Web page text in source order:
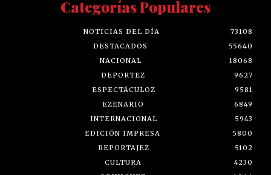
Categorías Populares
NOTICIAS DEL DÍA
73108
DESTACADOS
55640
NACIONAL
18068
DEPORTEZ
9627
ESPECTÁCULOZ
9581
EZENARIO
6849
INTERNACIONAL
5943
EDICIÓN IMPRESA
5800
REPORTAJEZ
5102
CULTURA
4230